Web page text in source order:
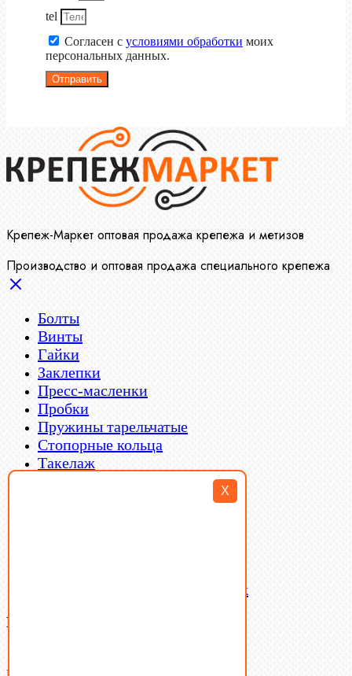
X
tel
Согласен с условиями обработки моих
персональных данных.
Отправить
Крепеж-Маркет оптовая продажа крепежа и метизов
Производство и оптовая продажа специального крепежа
Болты
Винты
Гайки
Заклепки
Пресс-масленки
Пробки
Пружины тарельчатые
Стопорные кольца
Такелаж
Латунный и бронзовый крепеж
Ваша корзина